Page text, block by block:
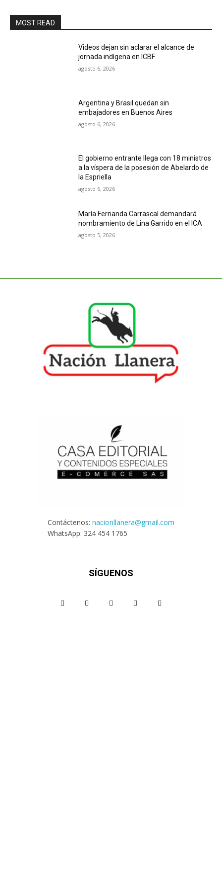
MOST READ
Videos dejan sin aclarar el alcance de
jornada indígena en ICBF
agosto 6, 2026
Argentina y Brasil quedan sin
embajadores en Buenos Aires
agosto 6, 2026
El gobierno entrante llega con 18 ministros
a la víspera de la posesión de Abelardo de
la Espriella
agosto 6, 2026
María Fernanda Carrascal demandará
nombramiento de Lina Garrido en el ICA
agosto 5, 2026
Contáctenos: nacionllanera@gmail.com
WhatsApp: 324 454 1765
SÍGUENOS